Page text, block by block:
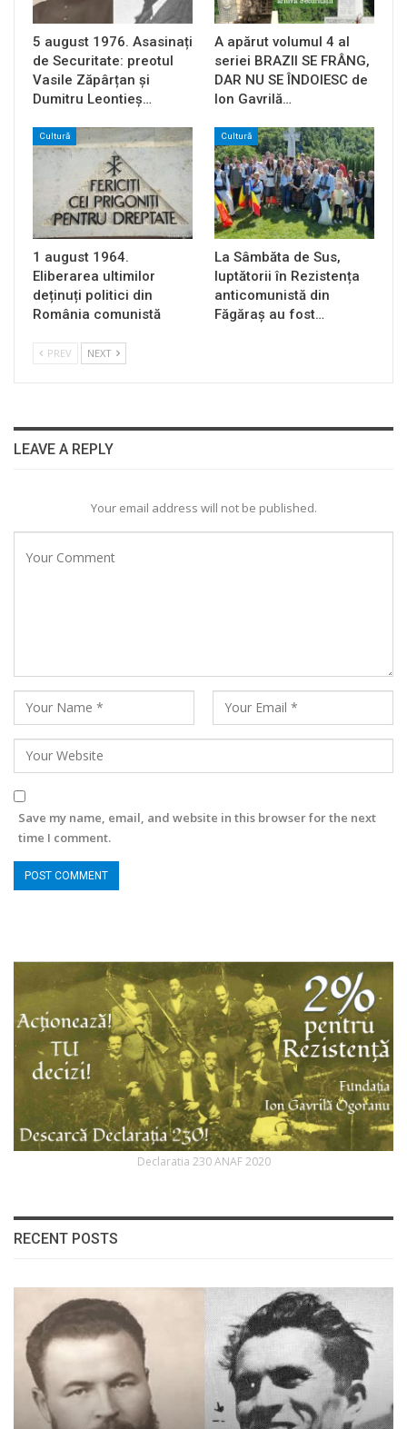
5 august 1976. Asasinați
de Securitate: preotul
Vasile Zăpârțan și
Dumitru Leontieș…
A apărut volumul 4 al
seriei BRAZII SE FRÂNG,
DAR NU SE ÎNDOIESC de
Ion Gavrilă…
Cultură
1 august 1964.
Eliberarea ultimilor
deținuți politici din
România comunistă
Cultură
La Sâmbăta de Sus,
luptătorii în Rezistența
anticomunistă din
Făgăraș au fost…
PREV NEXT
LEAVE A REPLY
Your email address will not be published.
Save my name, email, and website in this browser for the next
time I comment.
Declaratia 230 ANAF 2020
RECENT POSTS